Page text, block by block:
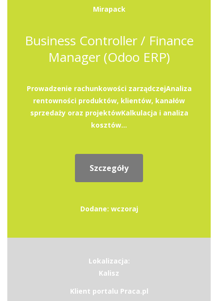
Mirapack
Business Controller / Finance
Manager (Odoo ERP)
Prowadzenie rachunkowości zarządczejAnaliza
rentowności produktów, klientów, kanałów
sprzedaży oraz projektówKalkulacja i analiza
kosztów...
Szczegóły
Dodane: wczoraj
Lokalizacja:
Kalisz
Klient portalu Praca.pl